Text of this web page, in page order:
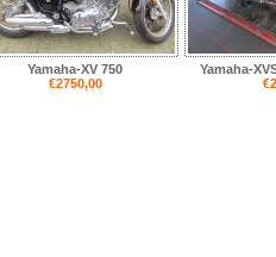
Yamaha-XV 750
€2750,00
Yamaha-